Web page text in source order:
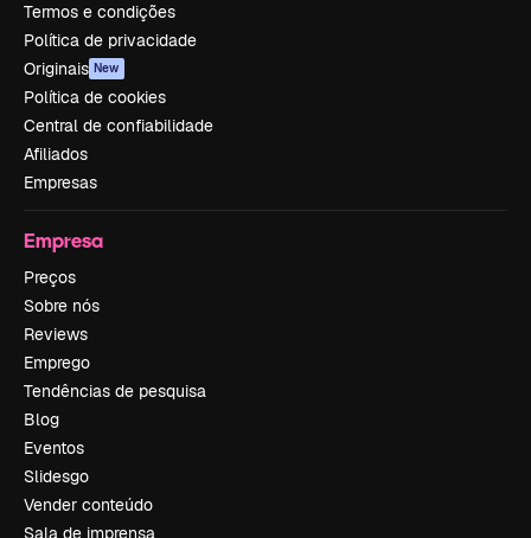
Termos e condições
Política de privacidade
Originais New
Política de cookies
Central de confiabilidade
Afiliados
Empresas
Empresa
Preços
Sobre nós
Reviews
Emprego
Tendências de pesquisa
Blog
Eventos
Slidesgo
Vender conteúdo
Sala de imprensa